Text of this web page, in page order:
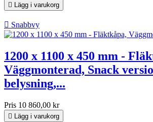
 Lägg i varukorg
 Snabbvy
1200 x 1100 x 450 mm -
Väggmonterad, Snack
belysning,...
Pris 10 860,00 kr
 Lägg i varukorg